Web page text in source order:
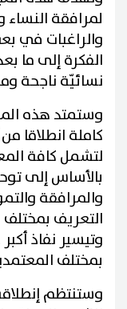
لمرافقة النساء
والراغبات في
الفكرة إلى ما
نسائيّة ناجحة
وستمتد هذه
لتشمل كافة
بالأساس إلى
والمرافقة
التعريف
وتيسير نفاذ
بمختلف
وستنتظم